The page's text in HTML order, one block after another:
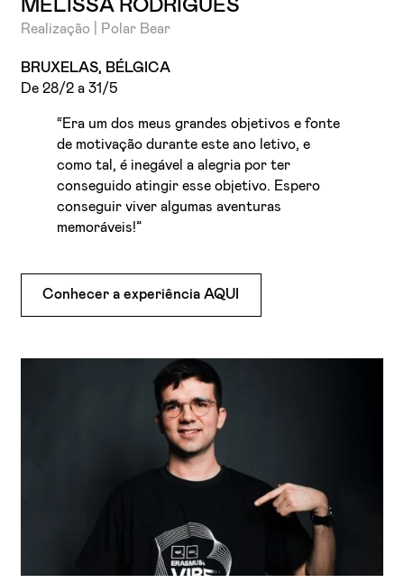
MELISSA RODRIGUES
Realização | Polar Bear
BRUXELAS, BÉLGICA
De 28/2 a 31/5
“Era um dos meus grandes objetivos e fonte
de motivação durante este ano letivo, e
como tal, é inegável a alegria por ter
conseguido atingir esse objetivo. Espero
conseguir viver algumas aventuras
memoráveis!”
Conhecer a experiência AQUI